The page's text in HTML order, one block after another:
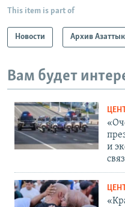
This item is part of
Новости Архив
Вам будет
и